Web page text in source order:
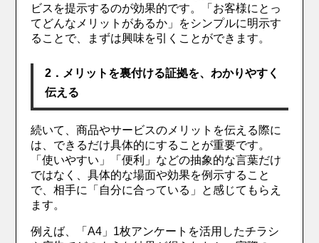
ビスを提示するのが効果的です。「お客様にとっ
てどんなメリットがあるか」をシンプルに明示す
ることで、まずは興味を引くことができます。
2．メリットを裏付ける証拠を、わかりやすく
伝える
続いて、商品やサービスのメリットを伝える際に
は、できるだけ具体的にすることが重要です。
「使いやすい」「便利」などの抽象的な言葉だけ
ではなく、具体的な場面や効果を例示すること
で、相手に「自分に合っている」と感じてもらえ
ます。
例えば、「A4」1枚アンケートを活用したチラシ